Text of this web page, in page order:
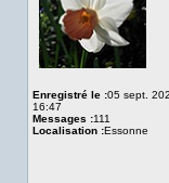
Enregistré le :05 sept.
16:47
Messages :111
Localisation :Essonne